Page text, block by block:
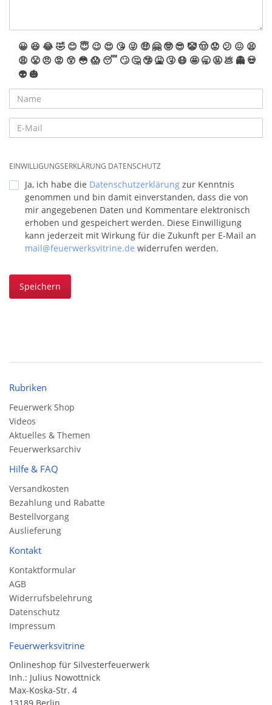
😀 😆 😂🤣 😊 😇 😉 😍 😘 😜 🤑 🤗 🤓 😎 🤡🤠 😟 😕 😖 😫
😩 😤 😠 😡 😲 😳 😱 😴 🙄 🤔 🤥 🤮 🤧 😷 🤩 🥱 🤬 💩 👻 💀
👽 🎃
EINWILLIGUNGSERKLÄRUNG DATENSCHUTZ
Ja, ich habe die Datenschutzerklärung zur Kenntnis
genommen und bin damit einverstanden, dass die von
mir angegebenen Daten und Kommentare elektronisch
erhoben und gespeichert werden. Diese Einwilligung
kann jederzeit mit Wirkung für die Zukunft per E-Mail an
mail@feuerwerksvitrine.de widerrufen werden.
Speichern
Rubriken
Feuerwerk Shop
Videos
Aktuelles & Themen
Feuerwerksarchiv
Hilfe & FAQ
Versandkosten
Bezahlung und Rabatte
Bestellvorgang
Auslieferung
Kontakt
Kontaktformular
AGB
Widerrufsbelehrung
Datenschutz
Impressum
Feuerwerksvitrine
Onlineshop für Silvesterfeuerwerk
Inh.: Julius Nowottnick
Max-Koska-Str. 4
13189 Berlin